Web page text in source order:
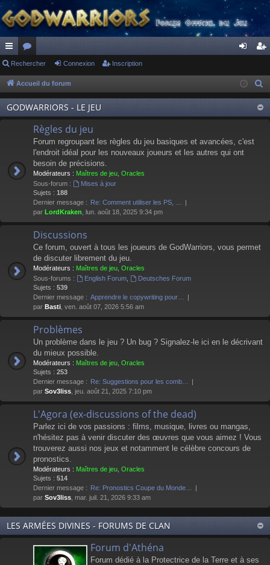
ac
co
ur
ci
or
u
m
s
ne
xi
on
cri
pti
on
Rechercher Connexion Inscription
Accueil du forum
GODWARRIORS - LE JEU
Règles du jeu
Forum regroupant les règles du jeu basiques et avancées, c'est
l'endroit idéal pour les nouveaux joueurs et les autres qui ont
besoin de précisions.
Modérateurs : Maîtres de jeu Oracles
Sous-forum :
Mises à jour
Sujets : 188
Dernier message : Re: Comment utiliser les PS, …
par LordKraken , lun. août 18, 2025 9:34 pm
Discussions
Ce forum, ouvert à tous les joueurs de GodWarriors, vous permet
de discuter librement du jeu.
Modérateurs : Maîtres de jeu Oracles
Sous-forums :
English Forum,
Deutsches Forum
Sujets : 539
Dernier message : Apprendre le copywriting pour…
par Basti , ven. août 07, 2026 5:56 am
Problèmes
Un problème dans le jeu ? Un bug ? Signalez-le ici en le décrivant
du mieux possible.
Modérateurs : Maîtres de jeu Oracles
Sujets : 253
Dernier message : Re: Suggestions pour les comb…
par Sov3liss , jeu. août 21, 2025 7:10 pm
L'Agora (ex-discussions of the dead)
Parlez ici de vos passions : films, musique, livres ou mangas,
n'hésitez pas à venir discuter des œuvres que vous aimez ! Vous
trouverez aussi nos jeux et notamment le célèbre concours de
pronostics.
Modérateurs : Maîtres de jeu Oracles
Sujets : 514
Dernier message : Re: Pronostics Coupe du Monde…
par Sov3liss , mar. juil. 21, 2026 9:33 am
LES ARMÉES DIVINES - FORUMS DE CLAN
Forum d'Athéna
Forum dédié à la Protectrice de la Terre et à ses